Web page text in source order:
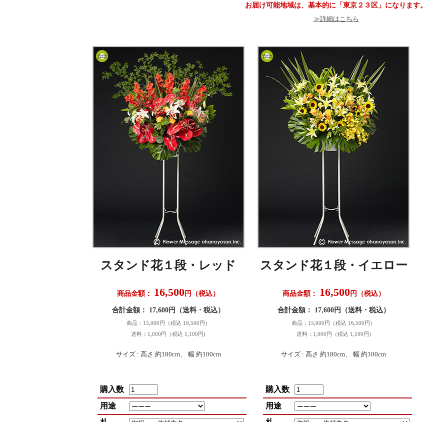
お届け可能地域は、基本的に「 東京２３区 」になります。
≫詳細はこちら
スタンド花１段・レッド
商品金額： 16,500 円（税込）
合計金額： 17,600円（送料・税込）
商品：15,000円（税込 16,500円）
送料：1,000円（税込 1,100円)
サイズ : 高さ 約180cm、 幅 約100cm
購入数
用途
スタンド花１段・イエロー
商品金額： 16,500円（税込）
合計金額： 17,600円（送料・税込）
商品：15,000円（税込 16,500円）
送料：1,000円（税込 1,100円)
サイズ : 高さ 約180cm、 幅 約100cm
購入数
用途